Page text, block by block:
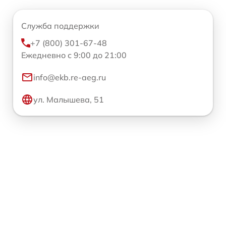
Служба поддержки
+7 (800) 301-67-48
Ежедневно с 9:00 до 21:00
info@ekb.re-aeg.ru
ул. Малышева, 51